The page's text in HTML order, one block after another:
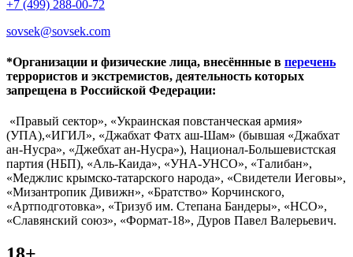
+7 (499) 288-00-72
sovsek@sovsek.com
*Организации и физические лица, внесённные в перечень
террористов и экстремистов, деятельность которых
запрещена в Российской Федерации:
«Правый сектор», «Украинская повстанческая армия»
(УПА),«ИГИЛ», «Джабхат Фатх аш-Шам» (бывшая «Джабхат
ан-Нусра», «Джебхат ан-Нусра»), Национал-Большевистская
партия (НБП), «Аль-Каида», «УНА-УНСО», «Талибан»,
«Меджлис крымско-татарского народа», «Свидетели Иеговы»,
«Мизантропик Дивижн», «Братство» Корчинского,
«Артподготовка», «Тризуб им. Степана Бандеры», «НСО»,
«Славянский союз», «Формат-18», Дуров Павел Валерьевич.